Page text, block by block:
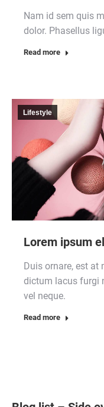
Nam id sem quis
dolor. Phasellus
Read more
Lifestyle
Lorem ipsum
Duis ornare, est
dictum lacus furgi
vel neque.
Read more